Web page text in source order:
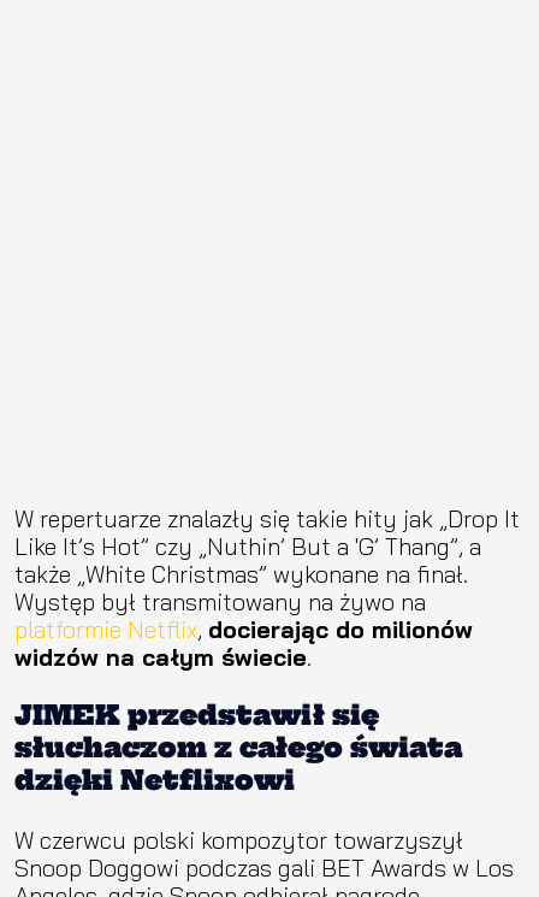
W repertuarze znalazły się takie hity jak „Drop It
Like It’s Hot” czy „Nuthin’ But a 'G’ Thang”, a
także „White Christmas” wykonane na finał.
Występ był transmitowany na żywo na
platformie Netflix, docierając do milionów
widzów na całym świecie.
JIMEK przedstawił się
słuchaczom z całego świata
dzięki Netflixowi
W czerwcu polski kompozytor towarzyszył
Snoop Doggowi podczas gali BET Awards w Los